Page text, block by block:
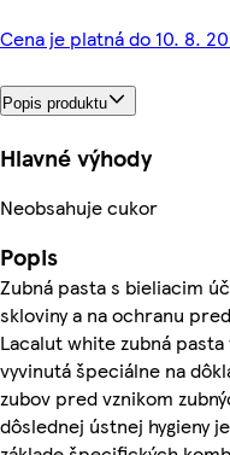
Cena je platná do 10. 8.
Popis produktu
Hlavné výhody
Neobsahuje cukor
Popis
Zubná pasta s bieliacim
skloviny a na ochranu
Lacalut white zubná
vyvinutá špeciálne na
zubov pred vznikom
dôslednej ústnej hygieny